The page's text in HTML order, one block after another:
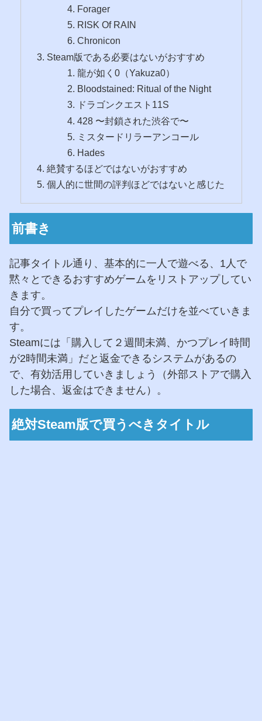
Forager
RISK Of RAIN
Chronicon
Steam版である必要はないがおすすめ
龍が如く0（Yakuza0）
Bloodstained: Ritual of the Night
ドラゴンクエスト11S
428 〜封鎖された渋谷で〜
ミスタードリラーアンコール
Hades
絶賛するほどではないがおすすめ
個人的に世間の評判ほどではないと感じた
前書き
記事タイトル通り、基本的に一人で遊べる、1人で
黙々とできるおすすめゲームをリストアップしてい
きます。
自分で買ってプレイしたゲームだけを並べていきま
す。
Steamには「購入して２週間未満、かつプレイ時間
が2時間未満」だと返金できるシステムがあるの
で、有効活用していきましょう（外部ストアで購入
した場合、返金はできません）。
絶対Steam版で買うべきタイトル